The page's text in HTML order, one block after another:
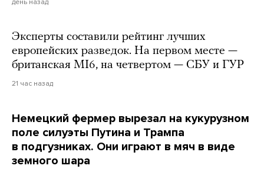
день назад
Эксперты составили рейтинг лучших
европейских разведок. На первом месте —
британская MI6, на четвертом — СБУ и ГУР
21 час назад
Немецкий фермер вырезал на кукурузном
поле силуэты Путина и Трампа
в подгузниках. Они играют в мяч в виде
земного шара